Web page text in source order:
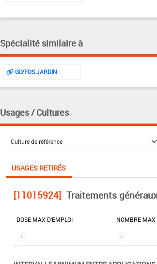
Spécialité similaire à
GLYFOS JARDIN
Usages / Cultures
USAGES RETIRÉS
[11015924] Traitements
DOSE MAX D'EMPLOI NOMBRE MAX
- -